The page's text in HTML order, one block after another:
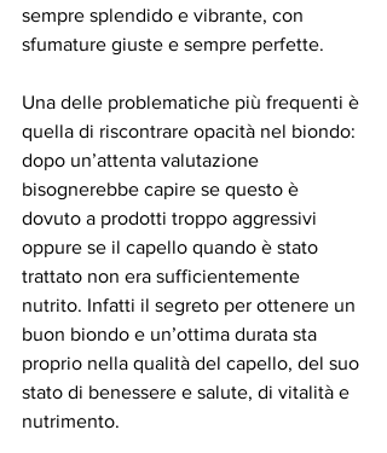
sempre splendido e vibrante, con
sfumature giuste e sempre perfette.
Una delle problematiche più frequenti è
quella di riscontrare opacità nel biondo:
dopo un’attenta valutazione
bisognerebbe capire se questo è
dovuto a prodotti troppo aggressivi
oppure se il capello quando è stato
trattato non era sufficientemente
nutrito. Infatti il segreto per ottenere un
buon biondo e un’ottima durata sta
proprio nella qualità del capello, del suo
stato di benessere e salute, di vitalità e
nutrimento.